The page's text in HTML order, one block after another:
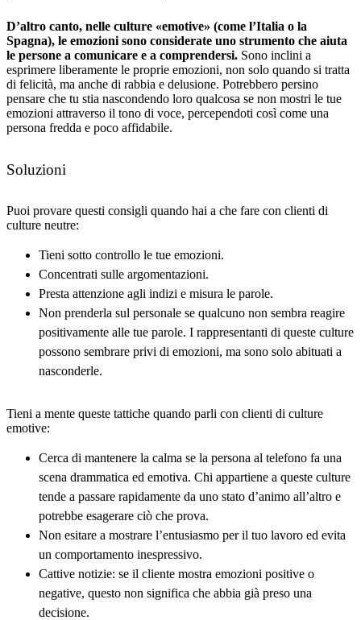
D’altro canto, nelle culture «emotive» (come l’Italia o la
Spagna), le emozioni sono considerate uno strumento che aiuta
le persone a comunicare e a comprendersi. Sono inclini a
esprimere liberamente le proprie emozioni, non solo quando si tratta
di felicità, ma anche di rabbia e delusione. Potrebbero persino
pensare che tu stia nascondendo loro qualcosa se non mostri le tue
emozioni attraverso il tono di voce, percependoti così come una
persona fredda e poco affidabile.
Soluzioni
Puoi provare questi consigli quando hai a che fare con clienti di
culture neutre:
Tieni sotto controllo le tue emozioni.
Concentrati sulle argomentazioni.
Presta attenzione agli indizi e misura le parole.
Non prenderla sul personale se qualcuno non sembra reagire
positivamente alle tue parole. I rappresentanti di queste culture
possono sembrare privi di emozioni, ma sono solo abituati a
nasconderle.
Tieni a mente queste tattiche quando parli con clienti di culture
emotive:
Cerca di mantenere la calma se la persona al telefono fa una
scena drammatica ed emotiva. Chi appartiene a queste culture
tende a passare rapidamente da uno stato d’animo all’altro e
potrebbe esagerare ciò che prova.
Non esitare a mostrare l’entusiasmo per il tuo lavoro ed evita
un comportamento inespressivo.
Cattive notizie: se il cliente mostra emozioni positive o
negative, questo non significa che abbia già preso una
decisione.